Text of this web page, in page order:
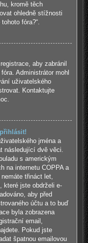
kromě těch
ohledně stížnosti
fóra?“.
aby zabránil
Administrátor mohl
uživatelského
Kontaktujte
jména a
následující dvě věci.
s americkým
na internetu COPPA a
třináct let,
které jste obdrželi e-
aby před
účtu a to buď
byla zobrazena
email,
Pokud jste
špatnou emailovou